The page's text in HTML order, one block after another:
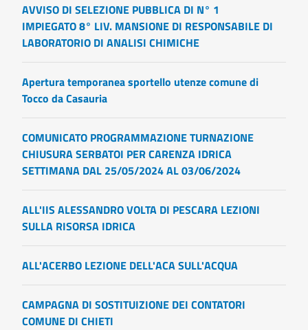
AVVISO DI SELEZIONE PUBBLICA DI N° 1
IMPIEGATO 8° LIV. MANSIONE DI RESPONSABILE DI
LABORATORIO DI ANALISI CHIMICHE
Apertura temporanea sportello utenze comune di
Tocco da Casauria
COMUNICATO PROGRAMMAZIONE TURNAZIONE
CHIUSURA SERBATOI PER CARENZA IDRICA
SETTIMANA DAL 25/05/2024 AL 03/06/2024
ALL'IIS ALESSANDRO VOLTA DI PESCARA LEZIONI
SULLA RISORSA IDRICA
ALL'ACERBO LEZIONE DELL'ACA SULL'ACQUA
CAMPAGNA DI SOSTITUIZIONE DEI CONTATORI
COMUNE DI CHIETI